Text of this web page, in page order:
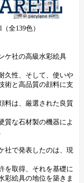
全139色）
ケ社の高級水彩絵具
久性、そして、使いや
術と高品質の顔料に支
料は、厳選された良質
質な石材製の機器によ
社で発表したのは、現
を取得、それを基礎に
彩絵具の地位を築きま